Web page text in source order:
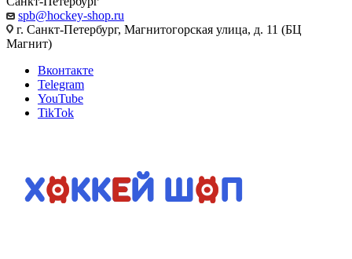
spb@hockey-shop.ru
г. Санкт-Петербург, Магнитогорская улица, д. 11 (БЦ
Магнит)
Вконтакте
Telegram
YouTube
TikTok